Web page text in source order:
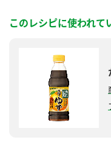
このレシピに使われて